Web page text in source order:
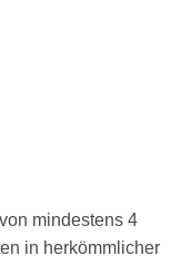
mindestens 4
in herkömmlicher